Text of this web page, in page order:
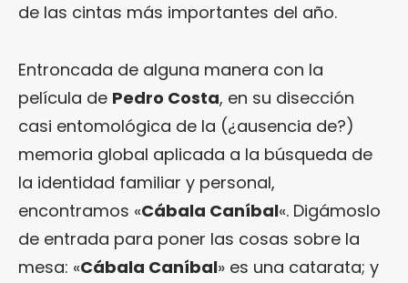
de las cintas más importantes del año.
Entroncada de alguna manera con la
película de Pedro Costa, en su disección
casi entomológica de la (¿ausencia de?)
memoria global aplicada a la búsqueda de
la identidad familiar y personal,
encontramos «Cábala Caníbal«. Digámoslo
de entrada para poner las cosas sobre la
mesa: «Cábala Caníbal» es una catarata; y